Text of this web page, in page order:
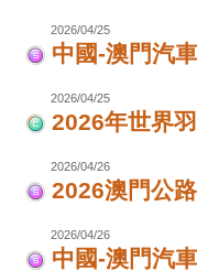
2026/04/25
中國-澳門汽
2026/04/25
2026年世界
2026/04/26
2026澳門公
2026/04/26
中國-澳門汽